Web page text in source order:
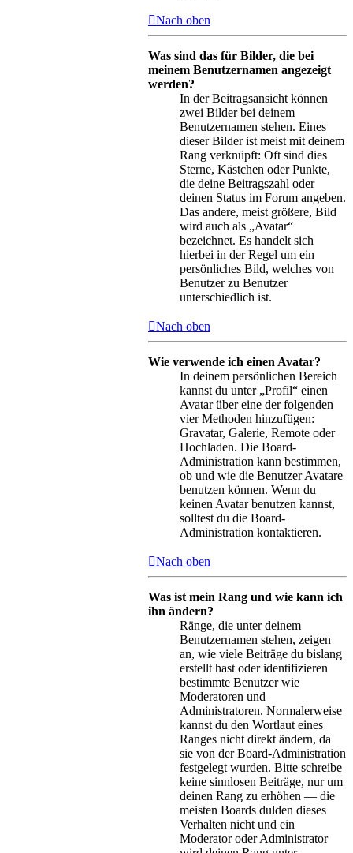
Nach oben
Was sind das für Bilder, die bei
meinem Benutzernamen angezeigt
werden?
In der Beitragsansicht können
zwei Bilder bei deinem
Benutzernamen stehen. Eines
dieser Bilder ist meist mit deinem
Rang verknüpft: Oft sind dies
Sterne, Kästchen oder Punkte,
die deine Beitragszahl oder
deinen Status im Forum angeben.
Das andere, meist größere, Bild
wird auch als „Avatar“
bezeichnet. Es handelt sich
hierbei in der Regel um ein
persönliches Bild, welches von
Benutzer zu Benutzer
unterschiedlich ist.
Nach oben
Wie verwende ich einen Avatar?
In deinem persönlichen Bereich
kannst du unter „Profil“ einen
Avatar über eine der folgenden
vier Methoden hinzufügen:
Gravatar, Galerie, Remote oder
Hochladen. Die Board-
Administration kann bestimmen,
ob und wie die Benutzer Avatare
benutzen können. Wenn du
keinen Avatar benutzen kannst,
solltest du die Board-
Administration kontaktieren.
Nach oben
Was ist mein Rang und wie kann ich
ihn ändern?
Ränge, die unter deinem
Benutzernamen stehen, zeigen
an, wie viele Beiträge du bislang
erstellt hast oder identifizieren
bestimmte Benutzer wie
Moderatoren und
Administratoren. Normalerweise
kannst du den Wortlaut eines
Ranges nicht direkt ändern, da
sie von der Board-Administration
festgelegt wurden. Bitte schreibe
keine sinnlosen Beiträge, nur um
deinen Rang zu erhöhen — die
meisten Boards dulden dieses
Verhalten nicht und ein
Moderator oder Administrator